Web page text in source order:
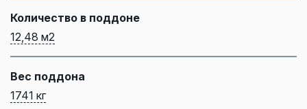
Количество в поддоне
12,48 м2
Вес поддона
1741 кг